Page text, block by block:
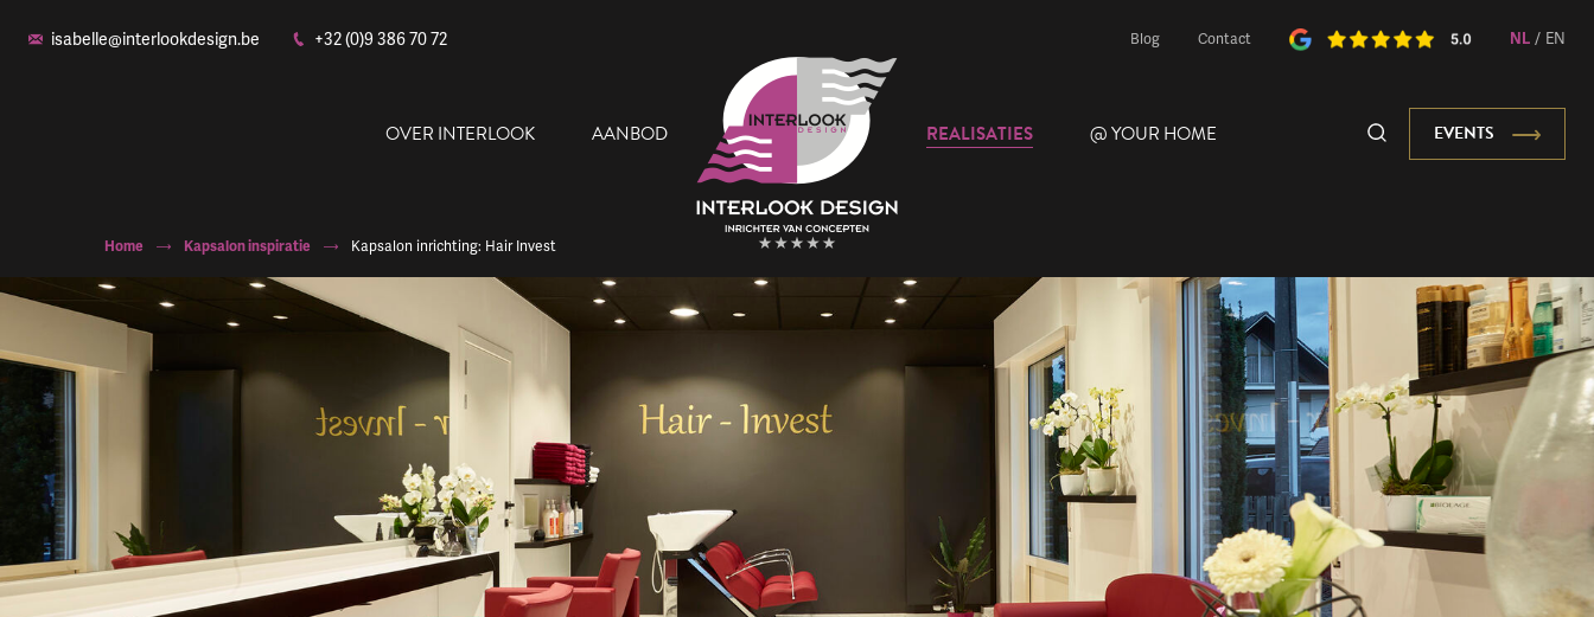
OVER INTERLOOK
Ons Team Onze Showroom Onze Mascotte
AANBOD REALISATIES @ YOUR HOME EVENTS
isabelle@interlookdesign.be +32 (0)9 386 70 72 Blog Contact NL / EN
Home Kapsalon inspiratie Kapsalon inrichting: Hair Invest